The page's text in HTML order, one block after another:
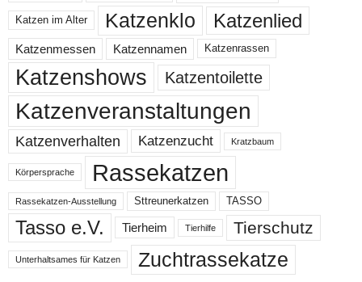
Katzen im Alter Katzenklo Katzenlied
Katzenmessen Katzennamen Katzenrassen
Katzenshows Katzentoilette
Katzenveranstaltungen
Katzenverhalten Katzenzucht Kratzbaum
Körpersprache Rassekatzen
Rassekatzen-Ausstellung Sttreunerkatzen TASSO
Tasso e.V. Tierheim Tierhilfe Tierschutz
Unterhaltsames für Katzen Zuchtrassekatze